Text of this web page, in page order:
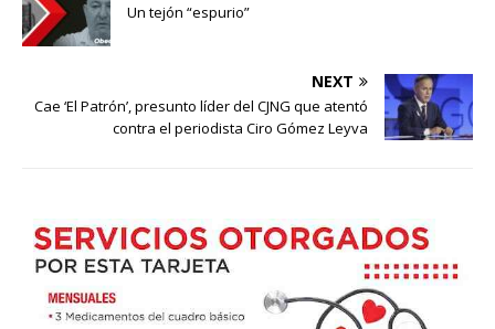
Un tejón “espurio”
NEXT
Cae ‘El Patrón’, presunto líder del CJNG que atentó
contra el periodista Ciro Gómez Leyva